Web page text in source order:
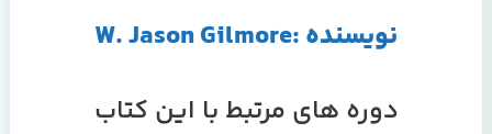
نویسنده :W. Jason Gilmore
دوره های مرتبط با این کتاب